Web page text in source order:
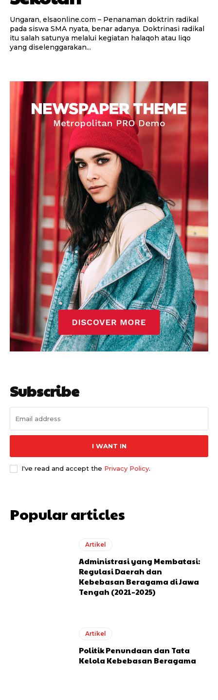
Ungaran, elsaonline.com – Penanaman doktrin radikal
pada siswa SMA nyata, benar adanya. Doktrinasi radikal
itu salah satunya melalui kegiatan halaqoh atau liqo
yang diselenggarakan...
Subscribe
I WANT IN
I've read and accept the Privacy Policy.
Popular articles
Artikel
Administrasi yang Membatasi:
Regulasi Daerah dan
Kebebasan Beragama di Jawa
Tengah (2021–2025)
Artikel
Politik Penundaan dan Tata
Kelola Kebebasan Beragama